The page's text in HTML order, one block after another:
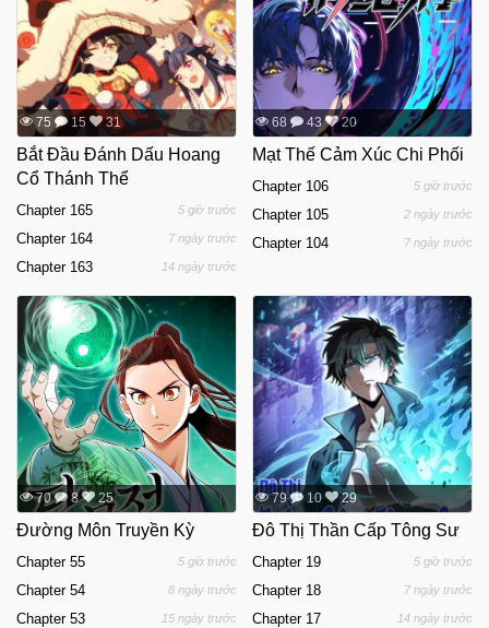
75 15 31
Bắt Đầu Đánh Dấu Hoang
Cổ Thánh Thể
Chapter 165 5 giờ trước
Chapter 164 7 ngày trước
Chapter 163 14 ngày trước
68 43 20
Mạt Thế Cảm Xúc Chi Phối
Chapter 106 5 giờ trước
Chapter 105 2 ngày trước
Chapter 104 7 ngày trước
70 8 25
Đường Môn Truyền Kỳ
Chapter 55 5 giờ trước
Chapter 54 8 ngày trước
Chapter 53 15 ngày trước
79 10 29
Đô Thị Thần Cấp Tông Sư
Chapter 19 5 giờ trước
Chapter 18 7 ngày trước
Chapter 17 14 ngày trước